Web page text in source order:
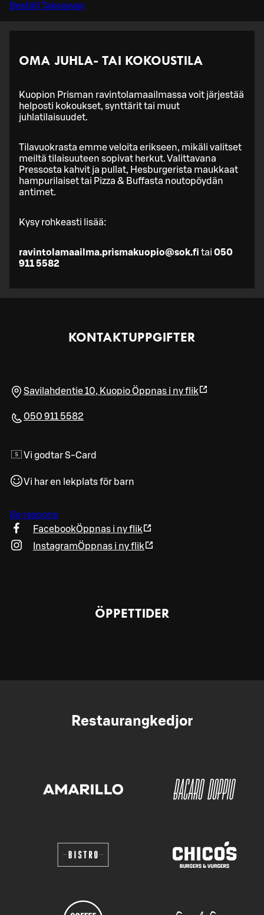
Beställ Takeaway
OMA JUHLA- TAI KOKOUSTILA
Kuopion Prisman ravintolamaailmassa voit järjestää
helposti kokoukset, synttärit tai muut
juhlatilaisuudet.
Tilavuokrasta emme veloita erikseen, mikäli valitset
meiltä tilaisuuteen sopivat herkut. Valittavana
Pressosta kahvit ja pullat, Hesburgerista maukkaat
hampurilaiset tai Pizza & Buffasta noutopöydän
antimet.
Kysy rohkeasti lisää:
ravintolamaailma.prismakuopio@sok.fi tai 050
911 5582
KONTAKTUPPGIFTER
Savilahdentie 10, KuopioÖppnas i ny flik
050 911 5582
Vi godtar S-Card
Vi har en lekplats för barn
Ge respons
FacebookÖppnas i ny flik
InstagramÖppnas i ny flik
ÖPPETTIDER
Restaurangkedjor